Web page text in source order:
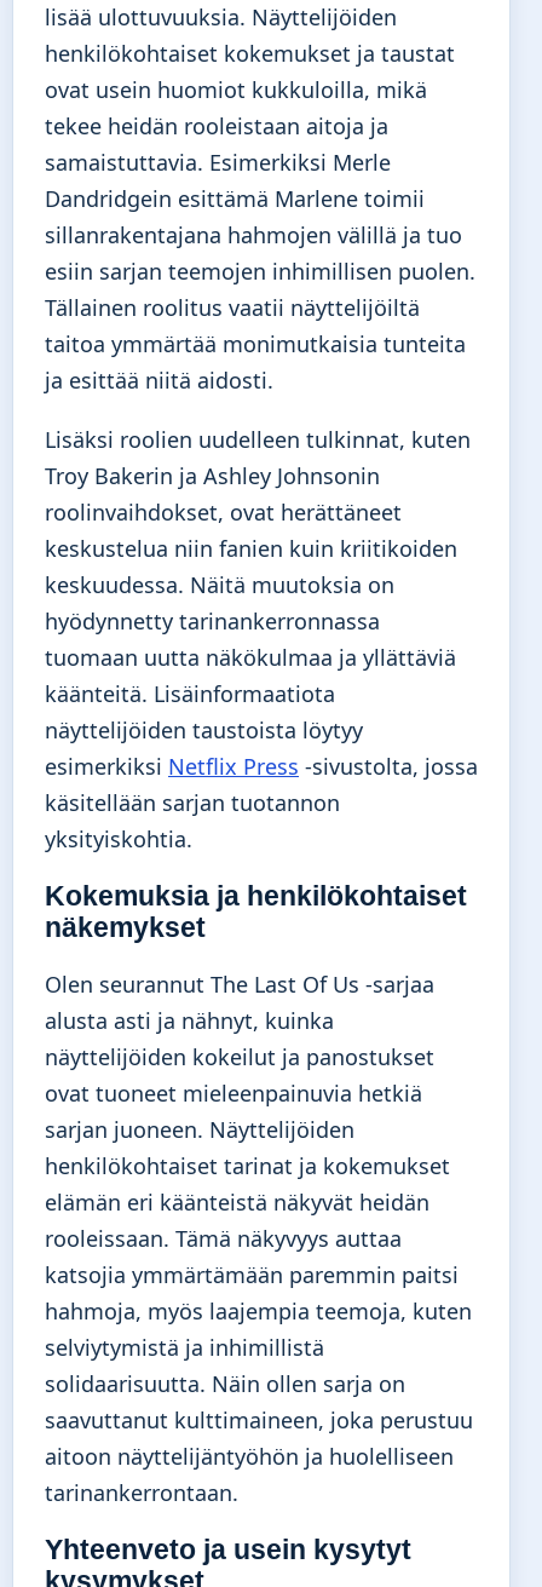
lisää ulottuvuuksia. Näyttelijöiden
henkilökohtaiset kokemukset ja taustat
ovat usein huomiot kukkuloilla, mikä
tekee heidän rooleistaan aitoja ja
samaistuttavia. Esimerkiksi Merle
Dandridgein esittämä Marlene toimii
sillanrakentajana hahmojen välillä ja tuo
esiin sarjan teemojen inhimillisen puolen.
Tällainen roolitus vaatii näyttelijöiltä
taitoa ymmärtää monimutkaisia tunteita
ja esittää niitä aidosti.
Lisäksi roolien uudelleen tulkinnat, kuten
Troy Bakerin ja Ashley Johnsonin
roolinvaihdokset, ovat herättäneet
keskustelua niin fanien kuin kriitikoiden
keskuudessa. Näitä muutoksia on
hyödynnetty tarinankerronnassa
tuomaan uutta näkökulmaa ja yllättäviä
käänteitä. Lisäinformaatiota
näyttelijöiden taustoista löytyy
esimerkiksi Netflix Press -sivustolta, jossa
käsitellään sarjan tuotannon
yksityiskohtia.
Kokemuksia ja henkilökohtaiset
näkemykset
Olen seurannut The Last Of Us -sarjaa
alusta asti ja nähnyt, kuinka
näyttelijöiden kokeilut ja panostukset
ovat tuoneet mieleenpainuvia hetkiä
sarjan juoneen. Näyttelijöiden
henkilökohtaiset tarinat ja kokemukset
elämän eri käänteistä näkyvät heidän
rooleissaan. Tämä näkyvyys auttaa
katsojia ymmärtämään paremmin paitsi
hahmoja, myös laajempia teemoja, kuten
selviytymistä ja inhimillistä
solidaarisuutta. Näin ollen sarja on
saavuttanut kulttimaineen, joka perustuu
aitoon näyttelijäntyöhön ja huolelliseen
tarinankerrontaan.
Yhteenveto ja usein kysytyt